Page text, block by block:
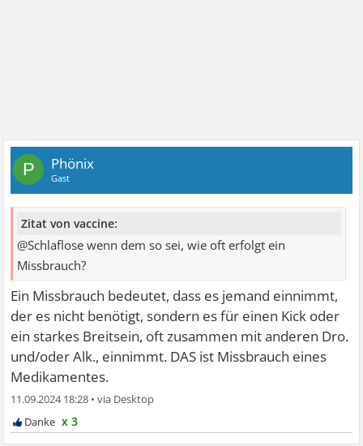
P Phönix
Gast
Zitat von vaccine:
@Schlaflose wenn dem so sei, wie oft erfolgt ein
Missbrauch?
Ein Missbrauch bedeutet, dass es jemand einnimmt,
der es nicht benötigt, sondern es für einen Kick oder
ein starkes Breitsein, oft zusammen mit anderen Dro.
und/oder Alk., einnimmt. DAS ist Missbrauch eines
Medikamentes.
11.09.2024 18:28 •
x 3